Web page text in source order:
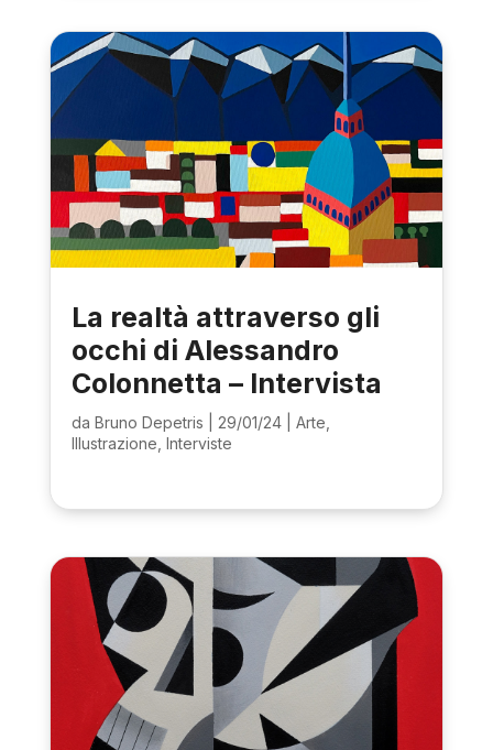
La realtà attraverso gli
occhi di Alessandro
Colonnetta – Intervista
da Bruno Depetris 29/01/24| Arte,
Illustrazione, Interviste